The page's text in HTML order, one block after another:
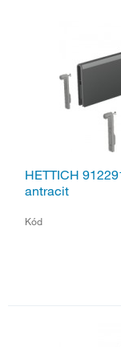
HETTICH
antracit
Kód